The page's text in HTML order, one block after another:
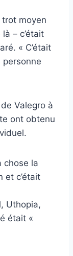
moyen
– c’était
« C’était
personne
Valegro à
ont obtenu
chose la
et c’était
Uthopia,
était «